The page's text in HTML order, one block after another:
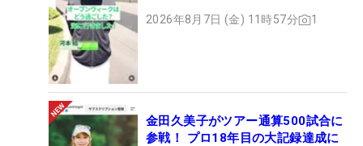
2026年8月7日 (金) 11時57分 1
金田久美子がツアー通算500試合に
参戦！ プロ18年目の大記録達成に